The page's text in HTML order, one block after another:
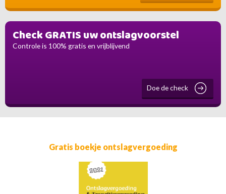
Check GRATIS uw ontslagvoorstel
Controle is 100% gratis en vrijblijvend
Doe de check
Gratis boekje ontslagvergoeding